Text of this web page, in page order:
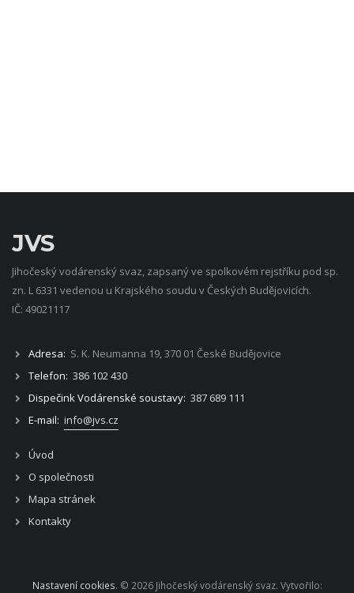
JVS
Jihočeský vodárenský svaz, zapsaný ve spolkovém rejstříku pod sp.
zn. L 6331 vedenou u Krajského soudu v Českých Budějovicích.
IČ: 49021117
Adresa: S. K. Neumanna 19, 370 01 České Budějovice
Telefon: 386 102 430
Dispečink Vodárenské soustavy: 387 689 111
E-mail: info@jvs.cz
Úvod
O společnosti
Mapa stránek
Kontakty
Nastavení cookies. © 2026 Jihočeský vodárenský svaz. Vytvořilo: